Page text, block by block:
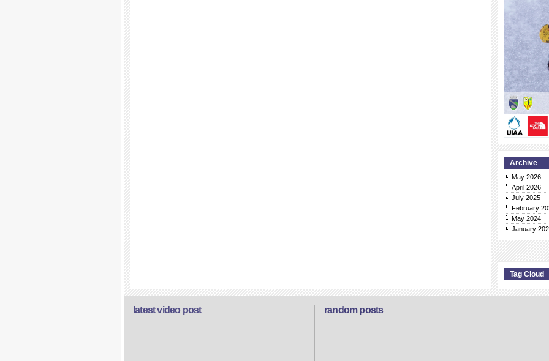
Archive
May 2026
April 2026
July 2025
February
May 2024
January
Tag Cloud
random posts
latest video post